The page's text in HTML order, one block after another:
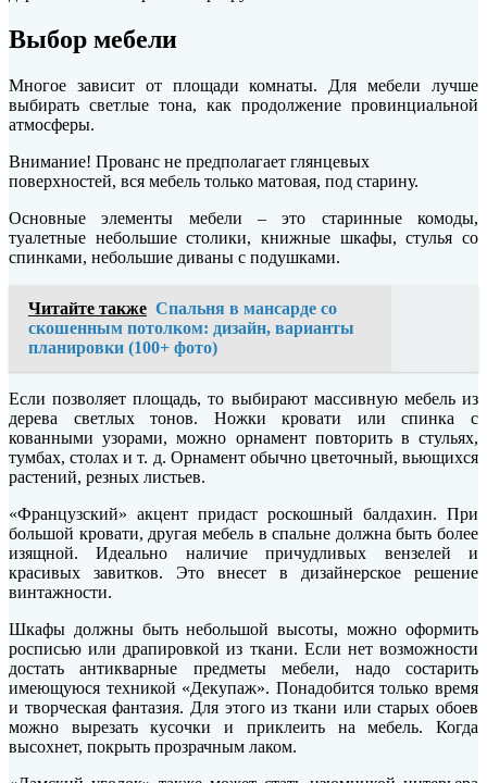
Выбор мебели
Многое зависит от площади комнаты. Для мебели лучше
выбирать светлые тона, как продолжение провинциальной
атмосферы.
Внимание! Прованс не предполагает глянцевых
поверхностей, вся мебель только матовая, под старину.
Основные элементы мебели – это старинные комоды,
туалетные небольшие столики, книжные шкафы, стулья со
спинками, небольшие диваны с подушками.
Читайте также Спальня в мансарде со
скошенным потолком: дизайн, варианты
планировки (100+ фото)
Если позволяет площадь, то выбирают массивную мебель из
дерева светлых тонов. Ножки кровати или спинка с
кованными узорами, можно орнамент повторить в стульях,
тумбах, столах и т. д. Орнамент обычно цветочный, вьющихся
растений, резных листьев.
«Французский» акцент придаст роскошный балдахин. При
большой кровати, другая мебель в спальне должна быть более
изящной. Идеально наличие причудливых вензелей и
красивых завитков. Это внесет в дизайнерское решение
винтажности.
Шкафы должны быть небольшой высоты, можно оформить
росписью или драпировкой из ткани. Если нет возможности
достать антикварные предметы мебели, надо состарить
имеющуюся техникой «Декупаж». Понадобится только время
и творческая фантазия. Для этого из ткани или старых обоев
можно вырезать кусочки и приклеить на мебель. Когда
высохнет, покрыть прозрачным лаком.